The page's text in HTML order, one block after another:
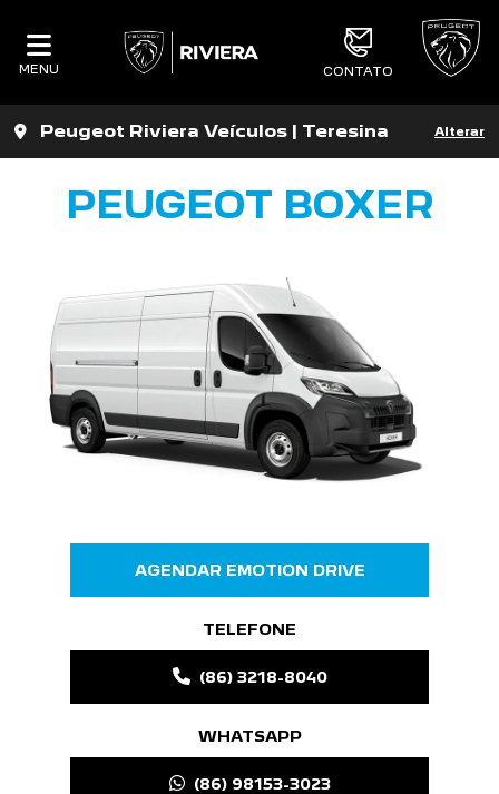
MENU CONTATO
Peugeot Riviera Veículos | Teresina Alterar
PEUGEOT BOXER
AGENDAR EMOTION DRIVE
TELEFONE
(86) 3218-8040
WHATSAPP
(86) 98153-3023